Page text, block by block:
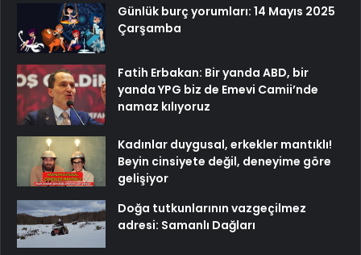
Günlük burç yorumları: 14 Mayıs 2025
Çarşamba
Fatih Erbakan: Bir yanda ABD, bir
yanda YPG biz de Emevi Camii’nde
namaz kılıyoruz
Kadınlar duygusal, erkekler mantıklı!
Beyin cinsiyete değil, deneyime göre
gelişiyor
Doğa tutkunlarının vazgeçilmez
adresi: Samanlı Dağları